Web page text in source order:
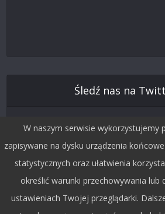
Śledź nas na
W naszym serwisie wykorzystujemy
zapisywane na dysku urządzenia
statystycznych oraz ułatwienia
określić warunki przechowywania lub
ustawieniach Twojej przeglądarki.